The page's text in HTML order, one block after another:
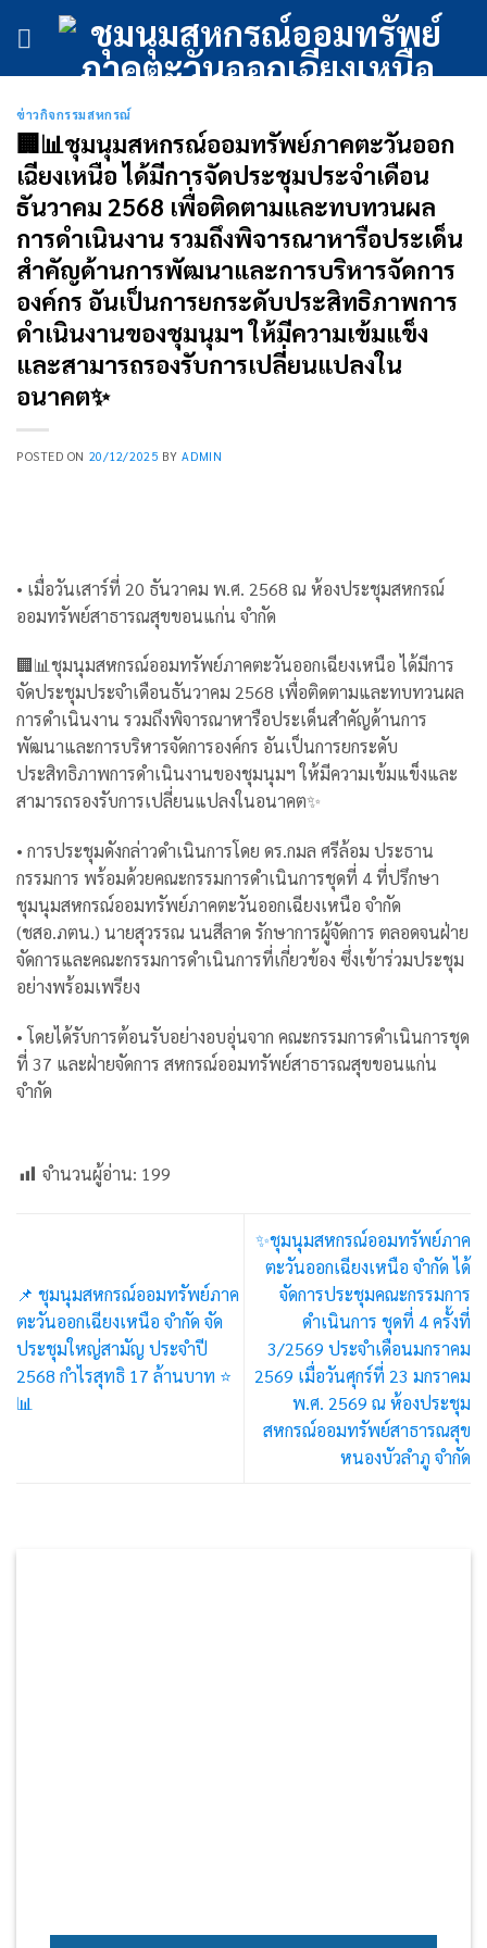
ข่าวกิจกรรมสหกรณ์
🏢📊ชุมนุมสหกรณ์ออมทรัพย์ภาคตะวันออก
เฉียงเหนือ ได้มีการจัดประชุมประจำเดือน
ธันวาคม 2568 เพื่อติดตามและทบทวนผล
การดำเนินงาน รวมถึงพิจารณาหารือประเด็น
สำคัญด้านการพัฒนาและการบริหารจัดการ
องค์กร อันเป็นการยกระดับประสิทธิภาพการ
ดำเนินงานของชุมนุมฯ ให้มีความเข้มแข็ง
และสามารถรองรับการเปลี่ยนแปลงใน
อนาคต✨
POSTED ON 20/12/2025 BYADMIN
• เมื่อวันเสาร์ที่ 20 ธันวาคม พ.ศ. 2568 ณ ห้องประชุมสหกรณ์
ออมทรัพย์สาธารณสุขขอนแก่น จำกัด
🏢📊ชุมนุมสหกรณ์ออมทรัพย์ภาคตะวันออกเฉียงเหนือ ได้มีการ
จัดประชุมประจำเดือนธันวาคม 2568 เพื่อติดตามและทบทวนผล
การดำเนินงาน รวมถึงพิจารณาหารือประเด็นสำคัญด้านการ
พัฒนาและการบริหารจัดการองค์กร อันเป็นการยกระดับ
ประสิทธิภาพการดำเนินงานของชุมนุมฯ ให้มีความเข้มแข็งและ
สามารถรองรับการเปลี่ยนแปลงในอนาคต✨
• การประชุมดังกล่าวดำเนินการโดย ดร.กมล ศรีล้อม ประธาน
กรรมการ พร้อมด้วยคณะกรรมการดำเนินการชุดที่ 4 ที่ปรึกษา
ชุมนุมสหกรณ์ออมทรัพย์ภาคตะวันออกเฉียงเหนือ จำกัด
(ชสอ.ภตน.) นายสุวรรณ นนสีลาด รักษาการผู้จัดการ ตลอดจนฝ่าย
จัดการและคณะกรรมการดำเนินการที่เกี่ยวข้อง ซึ่งเข้าร่วมประชุม
อย่างพร้อมเพรียง
• โดยได้รับการต้อนรับอย่างอบอุ่นจาก คณะกรรมการดำเนินการชุด
ที่ 37 และฝ่ายจัดการ สหกรณ์ออมทรัพย์สาธารณสุขขอนแก่น
จำกัด
จำนวนผู้อ่าน: 199
📌 ชุมนุมสหกรณ์ออมทรัพย์ภาค
ตะวันออกเฉียงเหนือ จำกัด จัด
ประชุมใหญ่สามัญ ประจำปี
2568 กำไรสุทธิ 17 ล้านบาท ⭐️
📊
✨️ชุมนุมสหกรณ์ออมทรัพย์ภาค
ตะวันออกเฉียงเหนือ จำกัด ได้
จัดการประชุมคณะกรรมการ
ดำเนินการ ชุดที่ 4 ครั้งที่
3/2569 ประจำเดือนมกราคม
2569 เมื่อวันศุกร์ที่ 23 มกราคม
พ.ศ. 2569 ณ ห้องประชุม
สหกรณ์ออมทรัพย์สาธารณสุข
หนองบัวลำภู จำกัด